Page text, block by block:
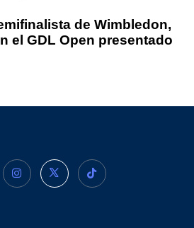
de Wimbledon,
el GDL Open presentado